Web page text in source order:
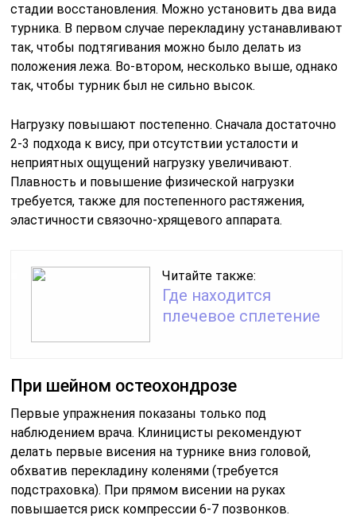
стадии восстановления. Можно установить два вида
турника. В первом случае перекладину устанавливают
так, чтобы подтягивания можно было делать из
положения лежа. Во-втором, несколько выше, однако
так, чтобы турник был не сильно высок.
Нагрузку повышают постепенно. Сначала достаточно
2-3 подхода к вису, при отсутствии усталости и
неприятных ощущений нагрузку увеличивают.
Плавность и повышение физической нагрузки
требуется, также для постепенного растяжения,
эластичности связочно-хрящевого аппарата.
Читайте также:
Где находится
плечевое сплетение
При шейном остеохондрозе
Первые упражнения показаны только под
наблюдением врача. Клиницисты рекомендуют
делать первые висения на турнике вниз головой,
обхватив перекладину коленями (требуется
подстраховка). При прямом висении на руках
повышается риск компрессии 6-7 позвонков.